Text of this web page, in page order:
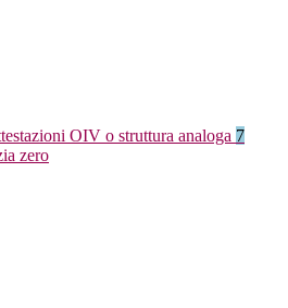
OIV o struttura analoga 7
zero